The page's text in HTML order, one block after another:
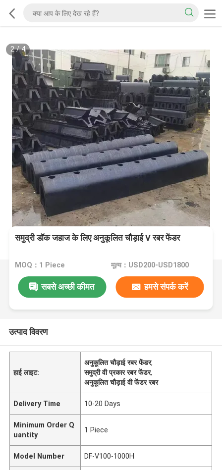
2/4
समुद्री डॉक जहाज के लिए अनुकूलित चौड़ाई V रबर फेंडर
MOQ：1 Piece मूल्य：USD200-USD1800
सबसे अच्छी कीमत हमसे संपर्क करें
उत्पाद विवरण
हाई लाइट:
अनुकूलित चौड़ाई रबर फेंडर,
समुद्री वी प्रकार रबर फेंडर,
अनुकूलित चौड़ाई वी फेंडर रबर
Delivery Time 10-20 Days
Minimum Order Q
uantity
1 Piece
Model Number DF-V100-1000H